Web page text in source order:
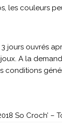
les couleurs
jours ouvrés
A la
conditions
So Croch’ –